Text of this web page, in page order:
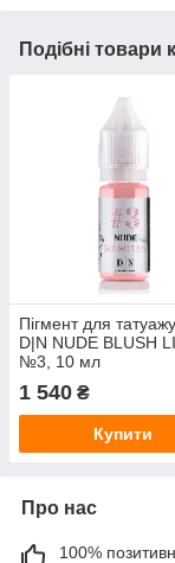
Подібні товари
Пігмент для
D|N NUDE BLUSH
№3, 10 мл
1 540 ₴
Купити
Про нас
100%